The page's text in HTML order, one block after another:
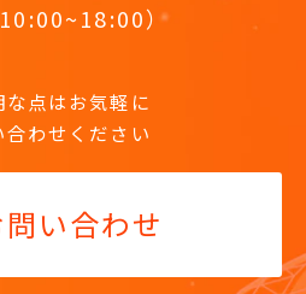
）
な点はお気軽に
合わせください
問い合わせ